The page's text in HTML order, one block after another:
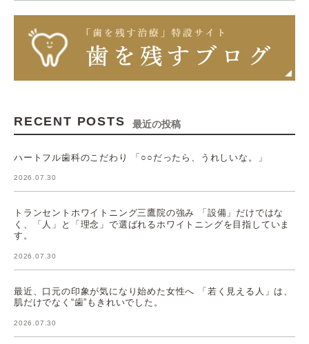
RECENT POSTS 最近の投稿
ハートフル歯科のこだわり 「○○だったら、うれしいな。」
2026.07.30
トランセントホワイトニング三鷹院の強み 「設備」だけではな
く、「人」と「理念」で選ばれるホワイトニングを目指していま
す。
2026.07.30
最近、口元の印象が気になり始めた女性へ 「若く見える人」は、
肌だけでなく“歯”もきれいでした。
2026.07.30